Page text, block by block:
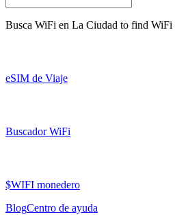
Busca WiFi en La Ciudad to find WiFi
eSIM de Viaje
Buscador WiFi
$WIFI monedero
BlogCentro de ayuda